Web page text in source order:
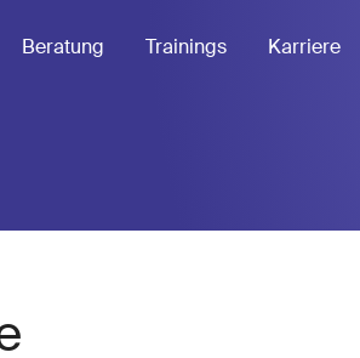
Beratung Trainings Karriere